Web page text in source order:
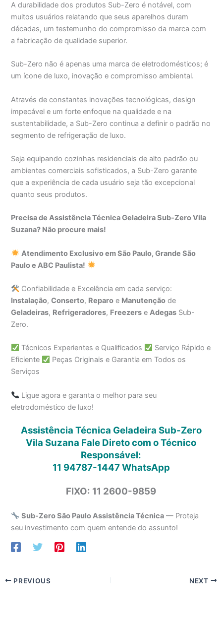
A durabilidade dos produtos Sub-Zero é notável, com
muitos usuários relatando que seus aparelhos duram
décadas, um testemunho do compromisso da marca com
a fabricação de qualidade superior.
Sub-Zero não é apenas uma marca de eletrodomésticos; é
um ícone de luxo, inovação e compromisso ambiental.
Através de constantes inovações tecnológicas, design
impecável e um forte enfoque na qualidade e na
sustentabilidade, a Sub-Zero continua a definir o padrão no
segmento de refrigeração de luxo.
Seja equipando cozinhas residenciais de alto padrão ou
ambientes comerciais sofisticados, a Sub-Zero garante
que a experiência de cada usuário seja tão excepcional
quanto seus produtos.
Precisa de Assistência Técnica Geladeira Sub-Zero Vila
Suzana? Não procure mais!
Atendimento Exclusivo em São Paulo, Grande São
Paulo e ABC Paulista!
Confiabilidade e Excelência em cada serviço:
Instalação,Conserto, Reparo e Manutenção de
Geladeiras, Refrigeradores, Freezers eAdegas Sub-
Zero.
Técnicos Experientes e Qualificados
Serviço Rápido e
Eficiente
Peças Originais e Garantia em Todos os
Serviços
Ligue agora e garanta o melhor para seu
eletrodoméstico de luxo!
Assistência Técnica Geladeira Sub-Zero
Vila Suzana Fale Direto com o Técnico
Responsável:
11 94787-1447WhatsApp
FIXO: 11 2600-9859
Sub-Zero São Paulo Assistência Técnica — Proteja
seu investimento com quem entende do assunto!
PREVIOUS NEXT